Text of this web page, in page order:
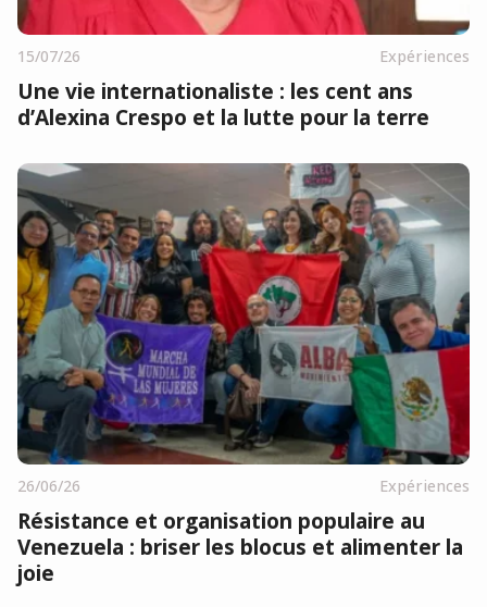
15/07/26 Expériences
Une vie internationaliste : les cent ans
d’Alexina Crespo et la lutte pour la terre
26/06/26 Expériences
Résistance et organisation populaire au
Venezuela : briser les blocus et alimenter la
joie